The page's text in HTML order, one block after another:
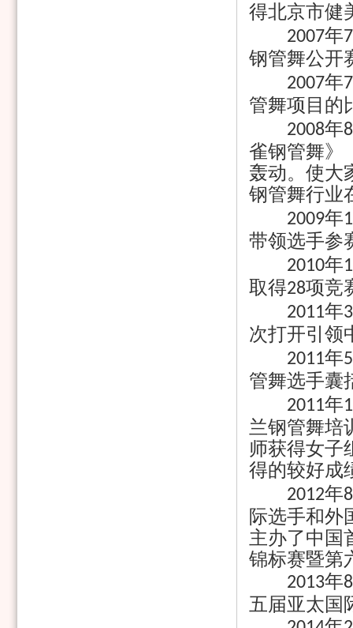
得北京市健
2007年7
钢管舞公开
2007年7
管舞项目的
2008年8
雀钢管舞》
轰动。使大
钢管舞行业
2009年
带领选手参
2010年
取得28项竞
2011年3
次打开引领
2011年5
管舞选手囊
2011年
兰钢管舞培
师获得女子
得的较好成
2012年8
际选手和外
主办了中国
锦标赛暨第
2013年8
五届亚太国